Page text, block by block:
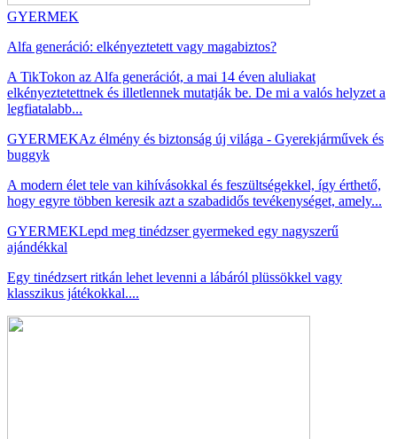
GYERMEK
Alfa generáció: elkényeztetett vagy magabiztos?
A TikTokon az Alfa generációt, a mai 14 éven aluliakat
elkényeztetettnek és illetlennek mutatják be. De mi a valós helyzet a
legfiatalabb...
GYERMEKAz élmény és biztonság új világa - Gyerekjárművek és
buggyk
A modern élet tele van kihívásokkal és feszültségekkel, így érthető,
hogy egyre többen keresik azt a szabadidős tevékenységet, amely...
GYERMEKLepd meg tinédzser gyermeked egy nagyszerű
ajándékkal
Egy tinédzsert ritkán lehet levenni a lábáról plüssökkel vagy
klasszikus játékokkal....